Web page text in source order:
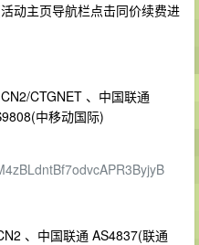
动主页导航栏点击同价续费进
CTGNET 、中国联通
中移动国际)
、中国联通 AS4837(联通